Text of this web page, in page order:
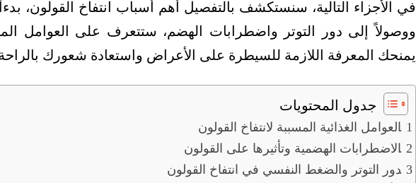
في الأجزاء التالية، سنستكشف بالتفصيل أهم أسباب انتفاخ القولون،
ووصولاً إلى دور التوتر واضطرابات الهضم، ستتعرف على العوامل
يمنحك المعرفة اللازمة للسيطرة على الأعراض واستعادة شعورك
جدول المحتويات
العوامل الغذائية المسببة لانتفاخ القولون
الاضطرابات الهضمية وتأثيرها على القولون
دور التوتر والضغط النفسي في انتفاخ القولون